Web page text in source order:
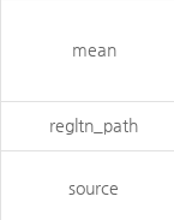
mean
regltn_path
source